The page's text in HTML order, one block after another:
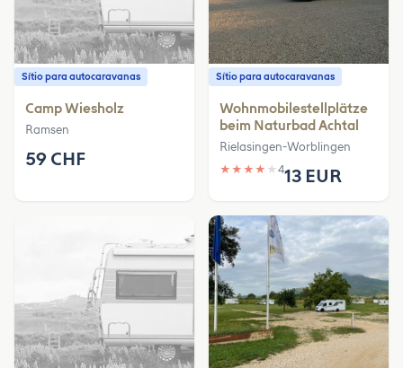
Sítio para autocaravanas
Camp Wiesholz
Ramsen
59 CHF
Sítio para autocaravanas
Wohnmobilestellplätze
beim Naturbad Achtal
Rielasingen-Worblingen
★ ★ ★ ★ ★ 413 EUR